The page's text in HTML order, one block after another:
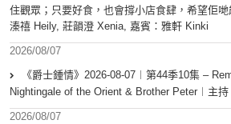
住觀眾；只要好食，也會撐小店食肆，希望佢
溱禧 Heily, 莊韻澄 Xenia, 嘉賓：雅軒 Kinki
2026/08/07
《爵士鍾情》2026-08-07︱第44季10集 –
Nightingale of the Orient & Brother Peter︱主
2026/08/07